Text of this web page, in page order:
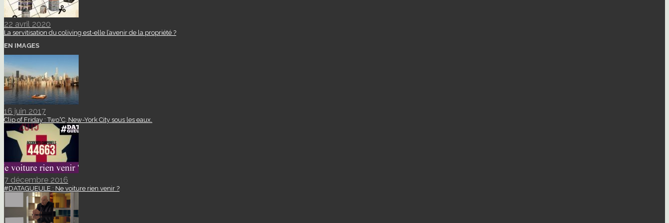
22 avril 2020
La servitisation du coliving est-elle l’avenir de la propriété ?
EN IMAGES
16 juin 2017
Clip of Friday : Two°C, New-York City sous les eaux.
7 décembre 2016
#DATAGUEULE : Ne voiture rien venir ?